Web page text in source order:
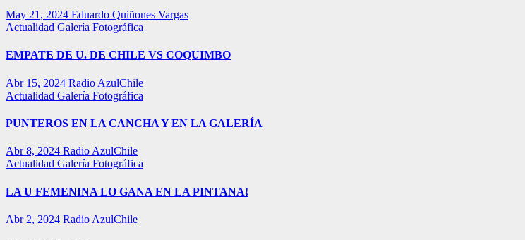
May 21, 2024 Eduardo Quiñones Vargas
Actualidad Galería Fotográfica
EMPATE DE U. DE CHILE VS COQUIMBO
Abr 15, 2024 Radio AzulChile
Actualidad Galería Fotográfica
PUNTEROS EN LA CANCHA Y EN LA GALERÍA
Abr 8, 2024 Radio AzulChile
Actualidad Galería Fotográfica
LA U FEMENINA LO GANA EN LA PINTANA!
Abr 2, 2024 Radio AzulChile